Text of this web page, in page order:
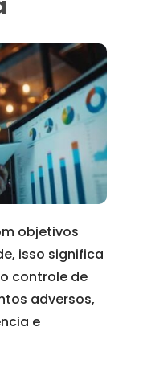
objetivos
isso significa
controle de
adversos,
e